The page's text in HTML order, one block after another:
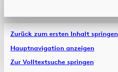
Zurück zum ersten Inhalt springen
Hauptnavigation anzeigen
Zur Volltextsuche springen